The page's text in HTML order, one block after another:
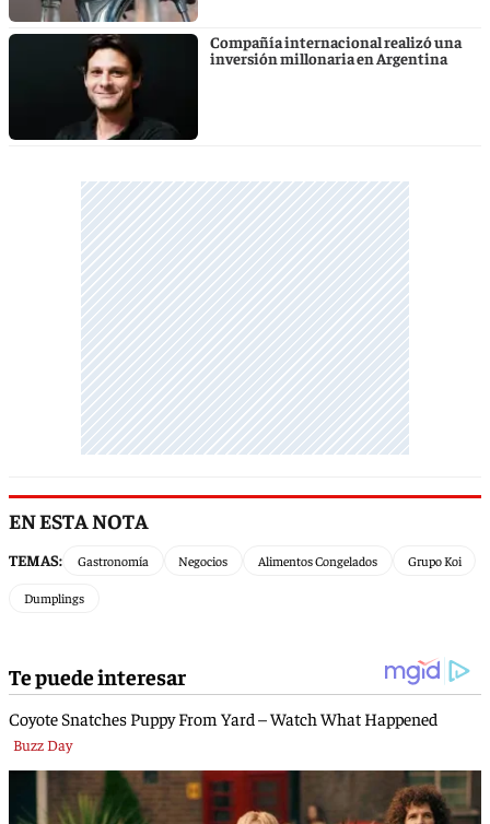
Compañía internacional realizó una
inversión millonaria en Argentina
EN ESTA NOTA
TEMAS: Gastronomía Negocios Alimentos Congelados Grupo Koi
Dumplings